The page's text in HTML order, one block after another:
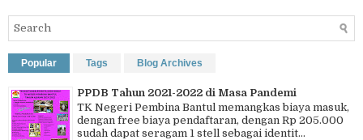
Popular Tags Blog Archives
PPDB Tahun 2021-2022 di Masa Pandemi
TK Negeri Pembina Bantul memangkas biaya masuk,
dengan free biaya pendaftaran, dengan Rp 205.000
sudah dapat seragam 1 stell sebagai identit...